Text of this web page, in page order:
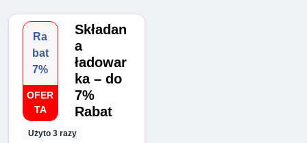
Ra
bat
7%
OFER
TA
Użyto 3 razy
Składan
a
ładowar
ka – do
7%
Rabat